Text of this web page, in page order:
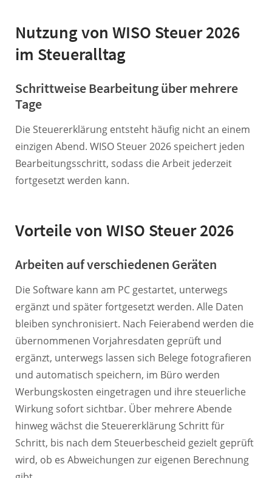
Nutzung von WISO Steuer 2026
im Steueralltag
Schrittweise Bearbeitung über mehrere
Tage
Die Steuererklärung entsteht häufig nicht an einem
einzigen Abend. WISO Steuer 2026 speichert jeden
Bearbeitungsschritt, sodass die Arbeit jederzeit
fortgesetzt werden kann.
Vorteile von WISO Steuer 2026
Arbeiten auf verschiedenen Geräten
Die Software kann am PC gestartet, unterwegs
ergänzt und später fortgesetzt werden. Alle Daten
bleiben synchronisiert. Nach Feierabend werden die
übernommenen Vorjahresdaten geprüft und
ergänzt, unterwegs lassen sich Belege fotografieren
und automatisch speichern, im Büro werden
Werbungskosten eingetragen und ihre steuerliche
Wirkung sofort sichtbar. Über mehrere Abende
hinweg wächst die Steuererklärung Schritt für
Schritt, bis nach dem Steuerbescheid gezielt geprüft
wird, ob es Abweichungen zur eigenen Berechnung